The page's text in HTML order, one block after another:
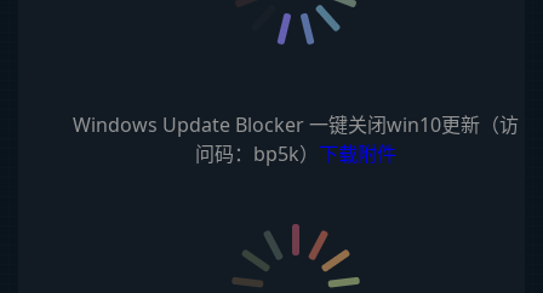
Windows Update Blocker 一键关闭win10更新（访
问码：bp5k） 下载附件